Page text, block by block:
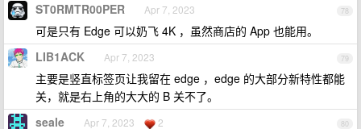
78
ST0RMTR00PER Apr 7, 2023
可是只有 Edge 可以奶飞 4K ，虽然商店的 App 也能用。
79
LIB1ACK Apr 7, 2023
主要是竖直标签页让我留在 edge ，edge 的大部分新特性都能
关，就是右上角的大大的 B 关不了。
80
seale Apr 7, 2023 2